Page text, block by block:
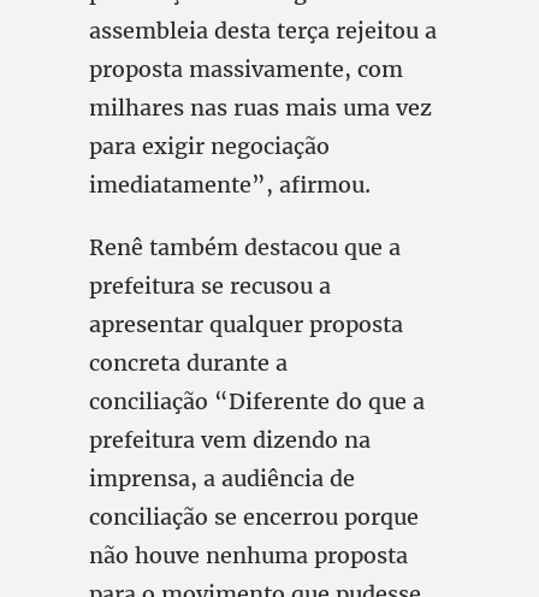
assembleia desta terça rejeitou a
proposta massivamente, com
milhares nas ruas mais uma vez
para exigir negociação
imediatamente”, afirmou.
Renê também destacou que a
prefeitura se recusou a
apresentar qualquer proposta
concreta durante a
conciliação “Diferente do que a
prefeitura vem dizendo na
imprensa, a audiência de
conciliação se encerrou porque
não houve nenhuma proposta